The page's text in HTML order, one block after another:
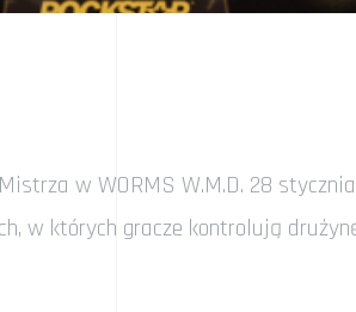
w WORMS W.M.D. 28
w których gracze kontrolują